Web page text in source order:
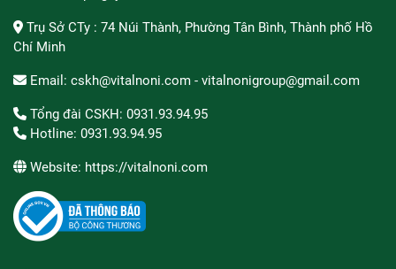
Trụ Sở CTy : 74 Núi Thành, Phường Tân Bình, Thành phố Hồ
Chí Minh
Email: cskh@vitalnoni.com - vitalnonigroup@gmail.com
Tổng đài CSKH: 0931.93.94.95
Hotline: 0931.93.94.95
Website: https://vitalnoni.com